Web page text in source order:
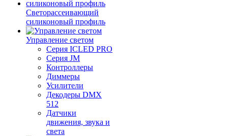
Светорассеивающий
силиконовый профиль
Управление светом
Серия ICLED PRO
Серия JM
Контроллеры
Диммеры
Усилители
Декодеры DMX
512
Датчики
движения, звука и
света